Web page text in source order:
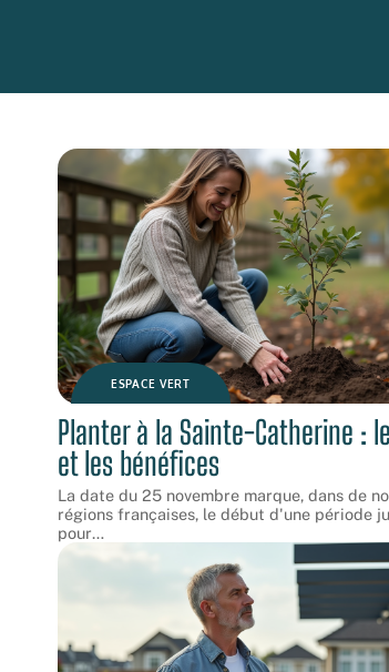
ESPACE VERT
Planter à la Sainte-Catherine :
et les bénéfices
La date du 25 novembre marque, dans de
régions françaises, le début d'une période
pour…